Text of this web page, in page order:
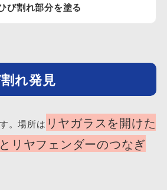
び割れ部分を塗る
れ発見
。場所は リヤガラスを開けた
リヤフェンダーのつなぎ